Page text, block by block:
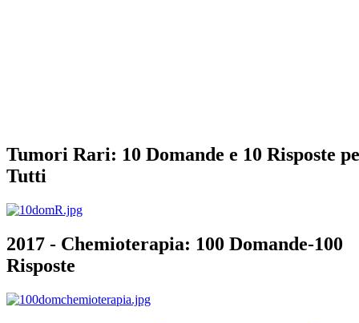
Tumori Rari: 10 Domande e 10 Risposte
Tutti
2017 - Chemioterapia: 100 Domande-100
Risposte